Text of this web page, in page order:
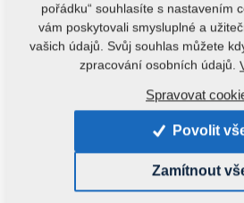
Kód produktu: 3001838
Tento díl je použitelný i pro
12,2060
pořádku“ souhlasíte s nastavením
vám poskytovali smysluplné a
vašich údajů. Svůj souhlas můžete
zpracování osobních údajů.
Spravovat
Povolit
Zamítnout